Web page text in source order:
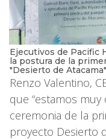
Ejecutivos de Pacific
la postura de la
"Desierto de
Renzo Valentino,
que “estamos
ceremonia de la
proyecto Desierto